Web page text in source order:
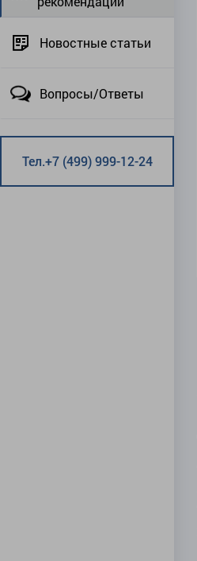
Новостные статьи
Вопросы/Ответы
Тел.+7 (499) 999-12-24